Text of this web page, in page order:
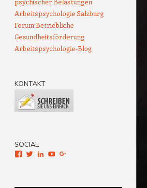
Arbeitspsychologie Salzburg
Forum Betriebliche
Gesundheitsförderung
Arbeitspsychologie-Blog
KONTAKT
SOCIAL
Facebook
TwitterLinkedInYouTube